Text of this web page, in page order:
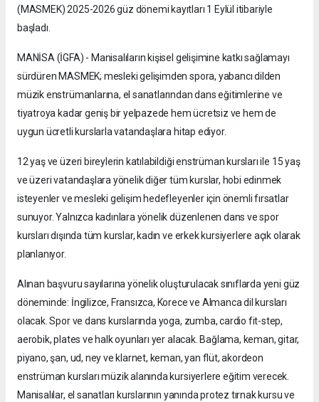
(MASMEK) 2025-2026 güz dönemi kayıtları 1 Eylül itibariyle
başladı.
MANİSA (İGFA) - Manisalıların kişisel gelişimine katkı sağlamayı
sürdüren MASMEK; mesleki gelişimden spora, yabancı dilden
müzik enstrümanlarına, el sanatlarından dans eğitimlerine ve
tiyatroya kadar geniş bir yelpazede hem ücretsiz ve hem de
uygun ücretli kurslarla vatandaşlara hitap ediyor.
12 yaş ve üzeri bireylerin katılabildiği enstrüman kursları ile 15 yaş
ve üzeri vatandaşlara yönelik diğer tüm kurslar, hobi edinmek
isteyenler ve mesleki gelişim hedefleyenler için önemli fırsatlar
sunuyor. Yalnızca kadınlara yönelik düzenlenen dans ve spor
kursları dışında tüm kurslar, kadın ve erkek kursiyerlere açık olarak
planlanıyor.
Alınan başvuru sayılarına yönelik oluşturulacak sınıflarda yeni güz
döneminde: İngilizce, Fransızca, Korece ve Almanca dil kursları
olacak. Spor ve dans kurslarında yoga, zumba, cardio fit-step,
aerobik, plates ve halk oyunları yer alacak. Bağlama, keman, gitar,
piyano, şan, ud, ney ve klarnet, keman, yan flüt, akordeon
enstrüman kursları müzik alanında kursiyerlere eğitim verecek.
Manisalılar, el sanatları kurslarının yanında protez tırnak kursu ve